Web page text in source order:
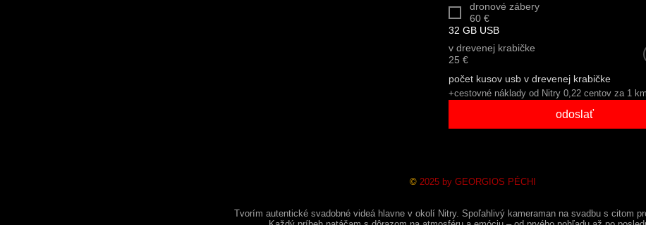
dronové zábery
60 €
32 GB USB
v drevenej krabičke
25 €
počet kusov usb v drevenej krabičke
+cestovné náklady od Nitry 0,22 centov za 1
odoslať
©2025 by GEORGIOS PÉCHI
Tvorím autentické svadobné videá hlavne v okolí Nitry. Spoľahlivý kameraman na svadbu s citom